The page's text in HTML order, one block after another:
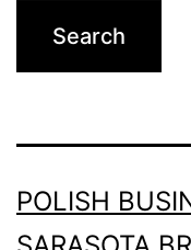
POLISH